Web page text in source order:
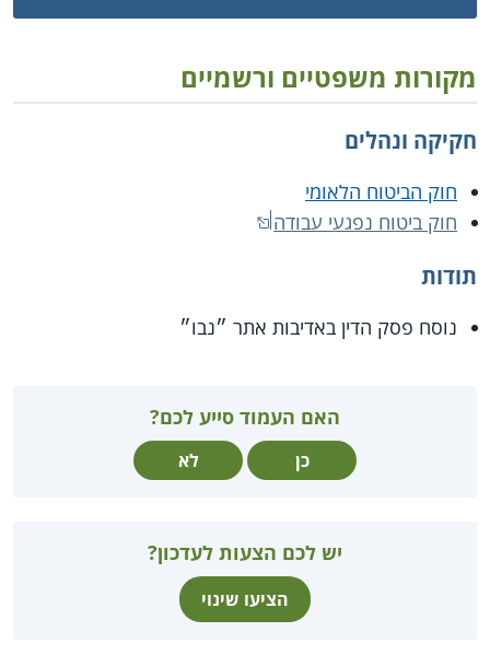
מקורות משפטיים ורשמיים
חקיקה ונהלים
חוק הביטוח הלאומי
חוק ביטוח נפגעי עבודה
תודות
נוסח פסק הדין באדיבות אתר ״נבו״
האם העמוד סייע לכם?
כן לא
יש לכם הצעות לעדכון?
הציעו שינוי